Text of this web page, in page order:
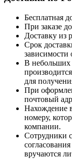
Бесплатная
При заказе
Доставку из
Срок
зависимости
В небольших
для
При
почтовый
Нахождение
номеру,
компании.
Сотрудники
вручаются